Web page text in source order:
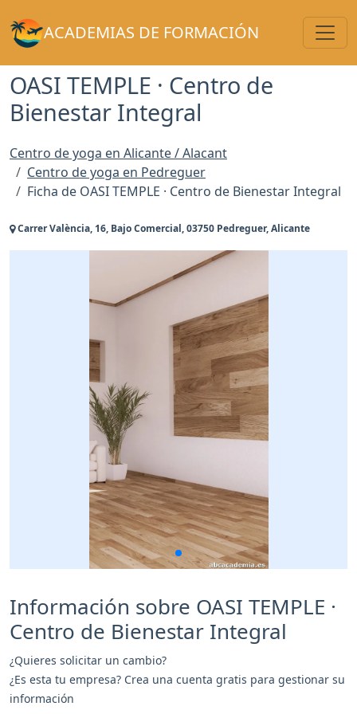
ACADEMIAS DE FORMACIÓN
OASI TEMPLE · Centro de
Bienestar Integral
Centro de yoga en Alicante / Alacant
Centro de yoga en Pedreguer
Ficha de OASI TEMPLE · Centro de Bienestar Integral
Carrer València, 16, Bajo Comercial, 03750 Pedreguer, Alicante
Información sobre OASI TEMPLE ·
Centro de Bienestar Integral
¿Quieres solicitar un cambio?
¿Es esta tu empresa? Crea una cuenta gratis para gestionar su
información